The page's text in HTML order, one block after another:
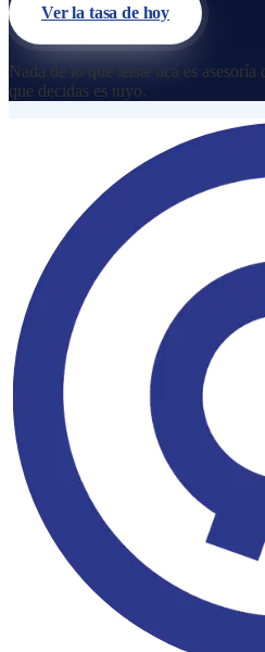
Ver la tasa de hoy
Nada de lo que leíste acá es
que decidas es tuyo.